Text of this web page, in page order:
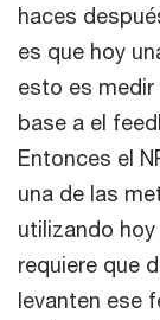
haces
es que hoy
esto es
base a el
Entonces el
una de las
utilizando
requiere que
levanten ese